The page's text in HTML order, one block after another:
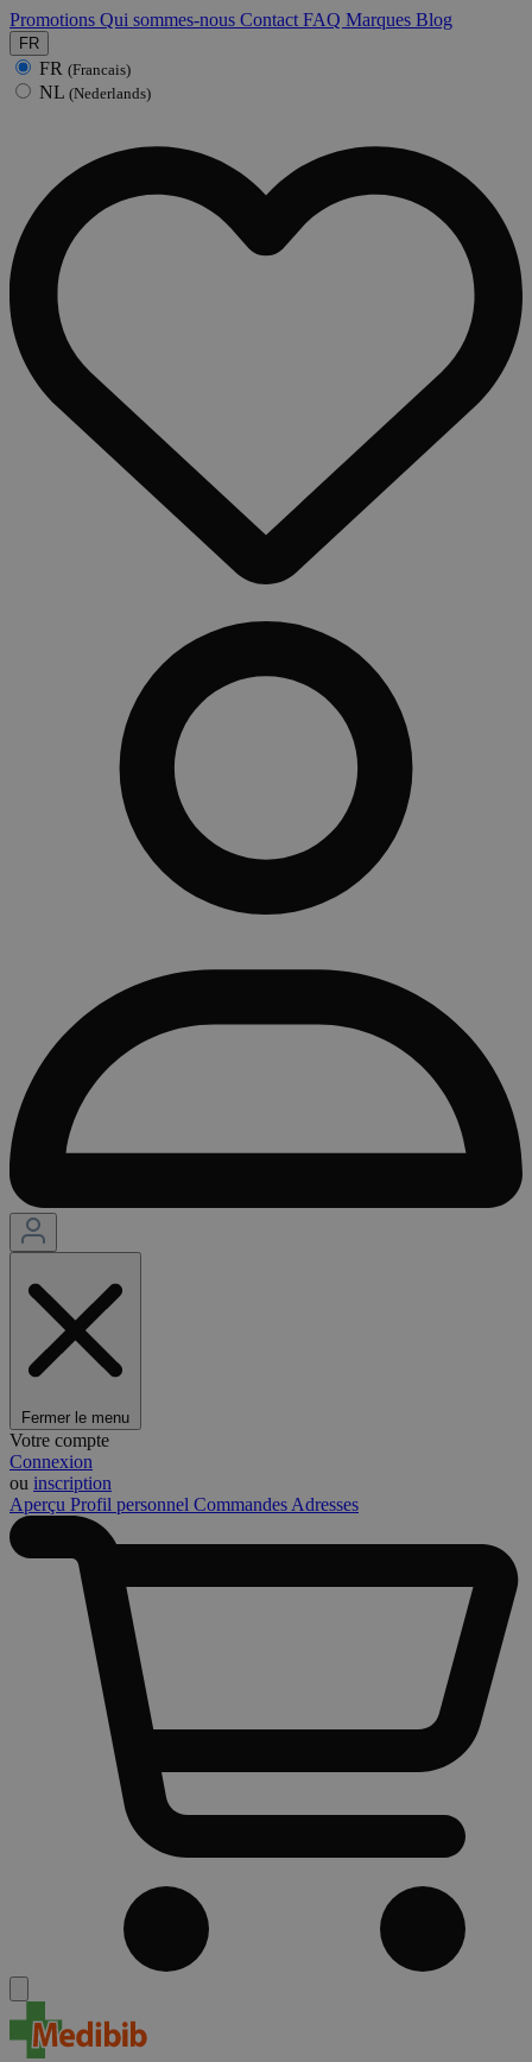
Promotions Qui sommes-nous Contact FAQ Marques Blog
FR
FR (Francais)
NL (Nederlands)
Fermer le menu
Votre compte
Connexion
ou inscription
Aperçu Profil personnel Commandes Adresses